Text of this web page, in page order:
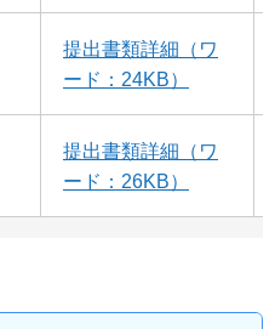
提出書類詳細（ワ
ード：24KB）
提出書類詳細（ワ
ード：26KB）